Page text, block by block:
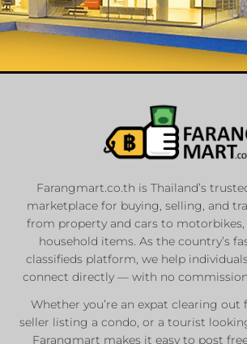
List
Real
Farangmart.co.th is Thailand’s
marketplace for buying, selling, and
from property and cars to motorbikes,
household items. As the country’s
classifieds platform, we help
connect directly — with no
Whether you’re an expat clearing out
seller listing a condo, or a tourist
Farangmart makes it easy to post